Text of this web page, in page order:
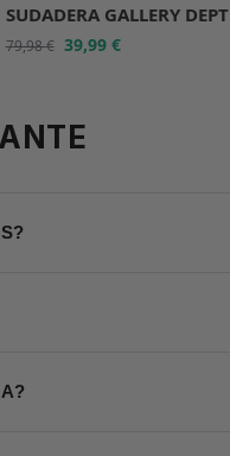
SUDADERA GALLERY DEPT
79,98€ 39,99 €